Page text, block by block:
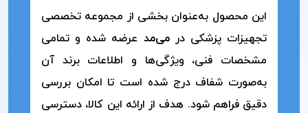
این محصول به‌عنوان بخشی از مجموعه تخصصی
تجهیزات پزشکی درمی‌مد عرضه شده و تمامی
مشخصات فنی، ویژگی‌ها و اطلاعات برند آن
به‌صورت شفاف درج شده است تا امکان بررسی
دقیق فراهم شود. هدف از ارائه این کالا، دسترسی